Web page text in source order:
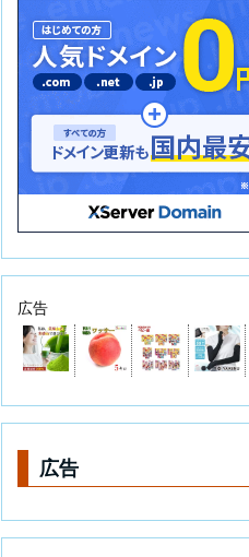
広告
広告